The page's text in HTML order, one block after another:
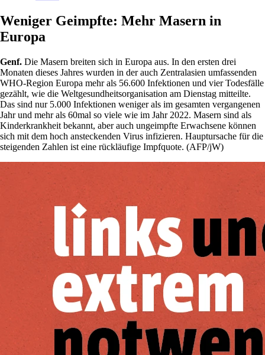
Weniger Geimpfte: Mehr Masern in
Europa
Genf. Die Masern breiten sich in Europa aus. In den ersten drei
Monaten dieses Jahres wurden in der auch Zentralasien umfassenden
WHO-Region Europa mehr als 56.600 Infektionen und vier Todesfälle
gezählt, wie die Weltgesundheitsorganisation am Dienstag mitteilte.
Das sind nur 5.000 Infektionen weniger als im gesamten vergangenen
Jahr und mehr als 60mal so viele wie im Jahr 2022. Masern sind als
Kinderkrankheit bekannt, aber auch ungeimpfte Erwachsene können
sich mit dem hoch ansteckenden Virus infizieren. Hauptursache für die
steigenden Zahlen ist eine rückläufige Impfquote. (AFP/jW)